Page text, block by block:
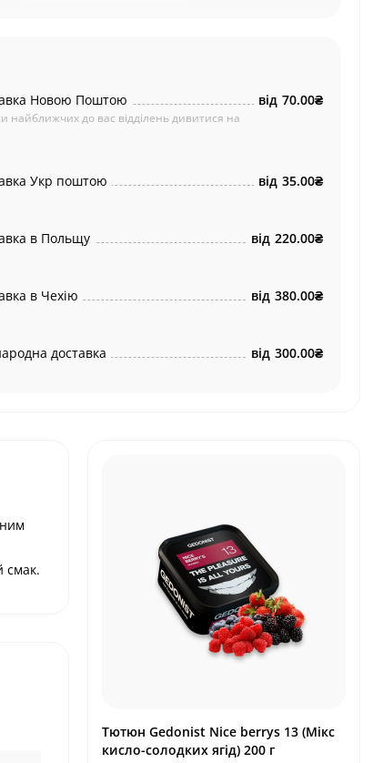
Новою Поштою
найближчих до вас відділень дивитися на
від 70.00₴
Укр поштою від 35.00₴
в Польщу від 220.00₴
в Чехію від 380.00₴
доставка від 300.00₴
смак.
Тютюн Gedonist Nice berrys 13 (Мікс
кисло-солодких ягід) 200 г